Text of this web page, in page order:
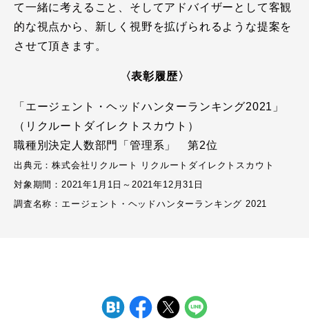
て一緒に考えること、そしてアドバイザーとして客観
的な視点から、新しく視野を拡げられるような提案を
させて頂きます。
〈表彰履歴〉
「エージェント・ヘッドハンターランキング2021」
（リクルートダイレクトスカウト）
職種別決定人数部門「管理系」 第2位
出典元：株式会社リクルート リクルートダイレクトスカウト
対象期間：2021年1月1日～2021年12月31日
調査名称：エージェント・ヘッドハンターランキング 2021